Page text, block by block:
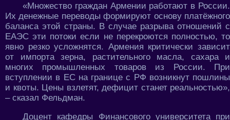
«Множество граждан Армении работают в России.
Их денежные переводы формируют основу платёжного
баланса этой страны. В случае разрыва отношений с
ЕАЭС эти потоки если не перекроются полностью, то
явно резко усложнятся. Армения критически зависит
от импорта зерна, растительного масла, сахара и
многих промышленных товаров из России. При
вступлении в ЕС на границе с РФ возникнут пошлины
и квоты. Цены взлетят, дефицит станет реальностью»,
– сказал Фельдман.
Доцент кафедры Финансового университета при